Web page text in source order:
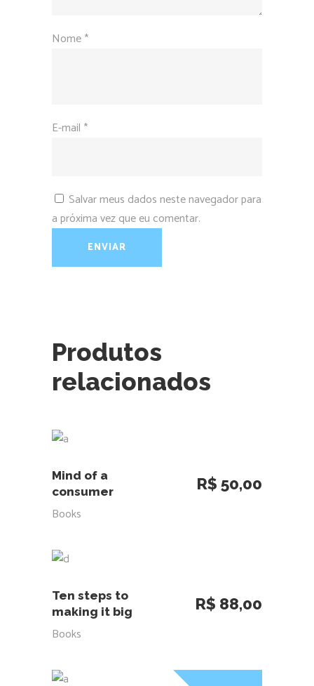
Nome*
E-mail *
Salvar meus dados neste navegador para
a próxima vez que eu comentar.
Produtos
relacionados
ADICIONAR AO CARRINHO
Mind of a
consumer
R$ 50,00
Books
ADICIONAR AO CARRINHO
Ten steps to
making it big
R$ 88,00
Books